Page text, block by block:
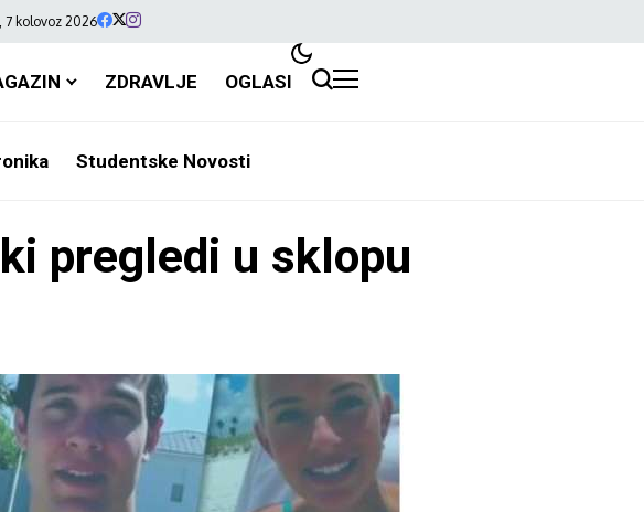
7 kolovoz 2026
ZDRAVLJE OGLASI
Studentske Novosti
pregledi u sklopu